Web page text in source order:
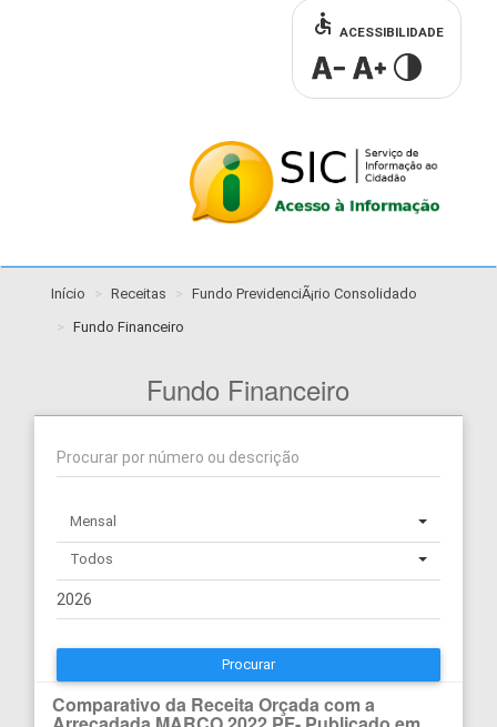
accessible ACESSIBILIDADE
Início Receitas
Fundo PrevidenciÃ¡rio Consolidado
Fundo Financeiro
Fundo Financeiro
Mensal
Todos
Procurar
Comparativo da Receita Orçada com a